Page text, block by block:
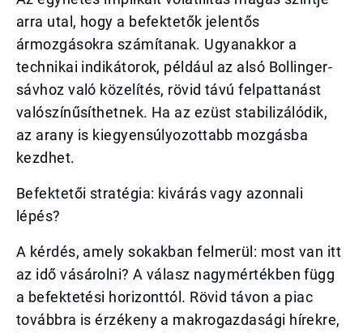
arra utal, hogy a befektetők jelentős
ármozgásokra számítanak. Ugyanakkor a
technikai indikátorok, például az alsó Bollinger-
sávhoz való közelítés, rövid távú felpattanást
valószínűsíthetnek. Ha az ezüst stabilizálódik,
az arany is kiegyensúlyozottabb mozgásba
kezdhet.
Befektetői stratégia: kivárás vagy azonnali
lépés?
A kérdés, amely sokakban felmerül: most van itt
az idő vásárolni? A válasz nagymértékben függ
a befektetési horizonttól. Rövid távon a piac
továbbra is érzékeny a makrogazdasági hírekre,